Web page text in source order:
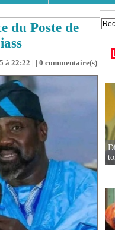
du Poste de
à 22:22 | | 0 commentaire(s)|